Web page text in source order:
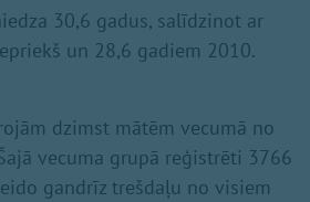
30,6 gadus, salīdzinot ar
un 28,6 gadiem 2010.
dzimst mātēm vecumā no
vecuma grupā reģistrēti 3766
gandrīz trešdaļu no visiem